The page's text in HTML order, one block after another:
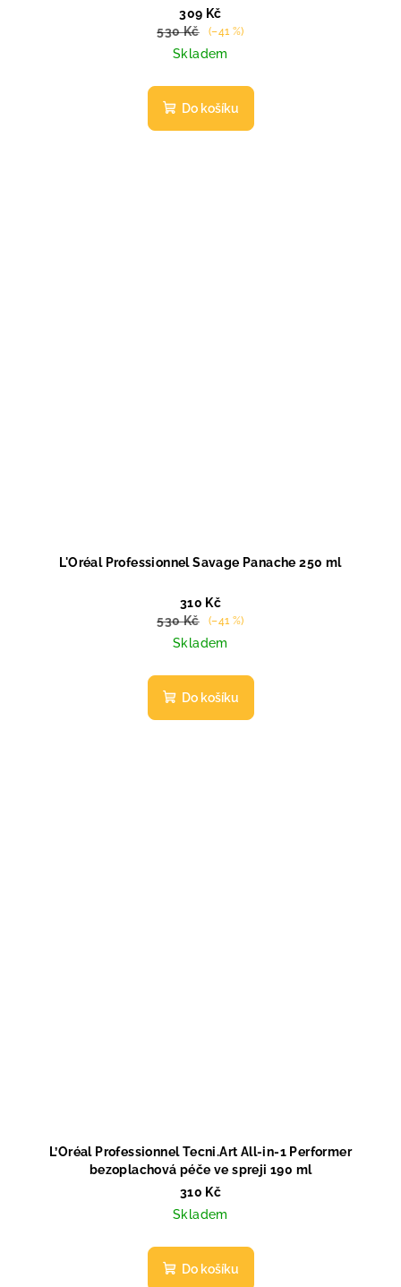
309 Kč
530 Kč
(–41 %)
Skladem
Do košíku
L'Oréal Professionnel Savage Panache 250 ml
310 Kč
530 Kč
(–41 %)
Skladem
Do košíku
L’Oréal Professionnel Tecni.Art All-in-1 Performer
bezoplachová péče ve spreji 190 ml
310 Kč
Skladem
Do košíku